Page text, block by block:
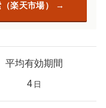
楽天市場）
平均有効期間
4 日